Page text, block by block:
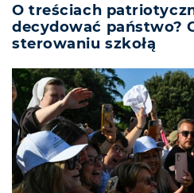
O treściach
decydować państwo?
sterowaniu szkołą